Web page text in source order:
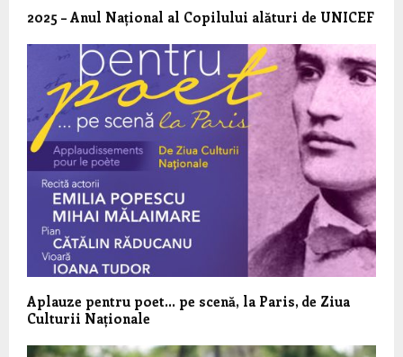
2025 – Anul Național al Copilului alături de UNICEF
Aplauze pentru poet… pe scenă, la Paris, de Ziua
Culturii Naționale